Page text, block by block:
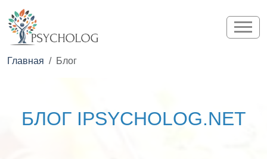
Главная Блог
БЛОГ IPSYCHOLOG.NET